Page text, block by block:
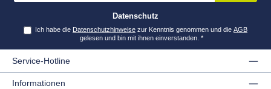
*
Datenschutz
Ich habe die Datenschutzhinweisezur Kenntnis genommen und die AGB
gelesen und bin mit ihnen einverstanden. *
Service-Hotline
Informationen